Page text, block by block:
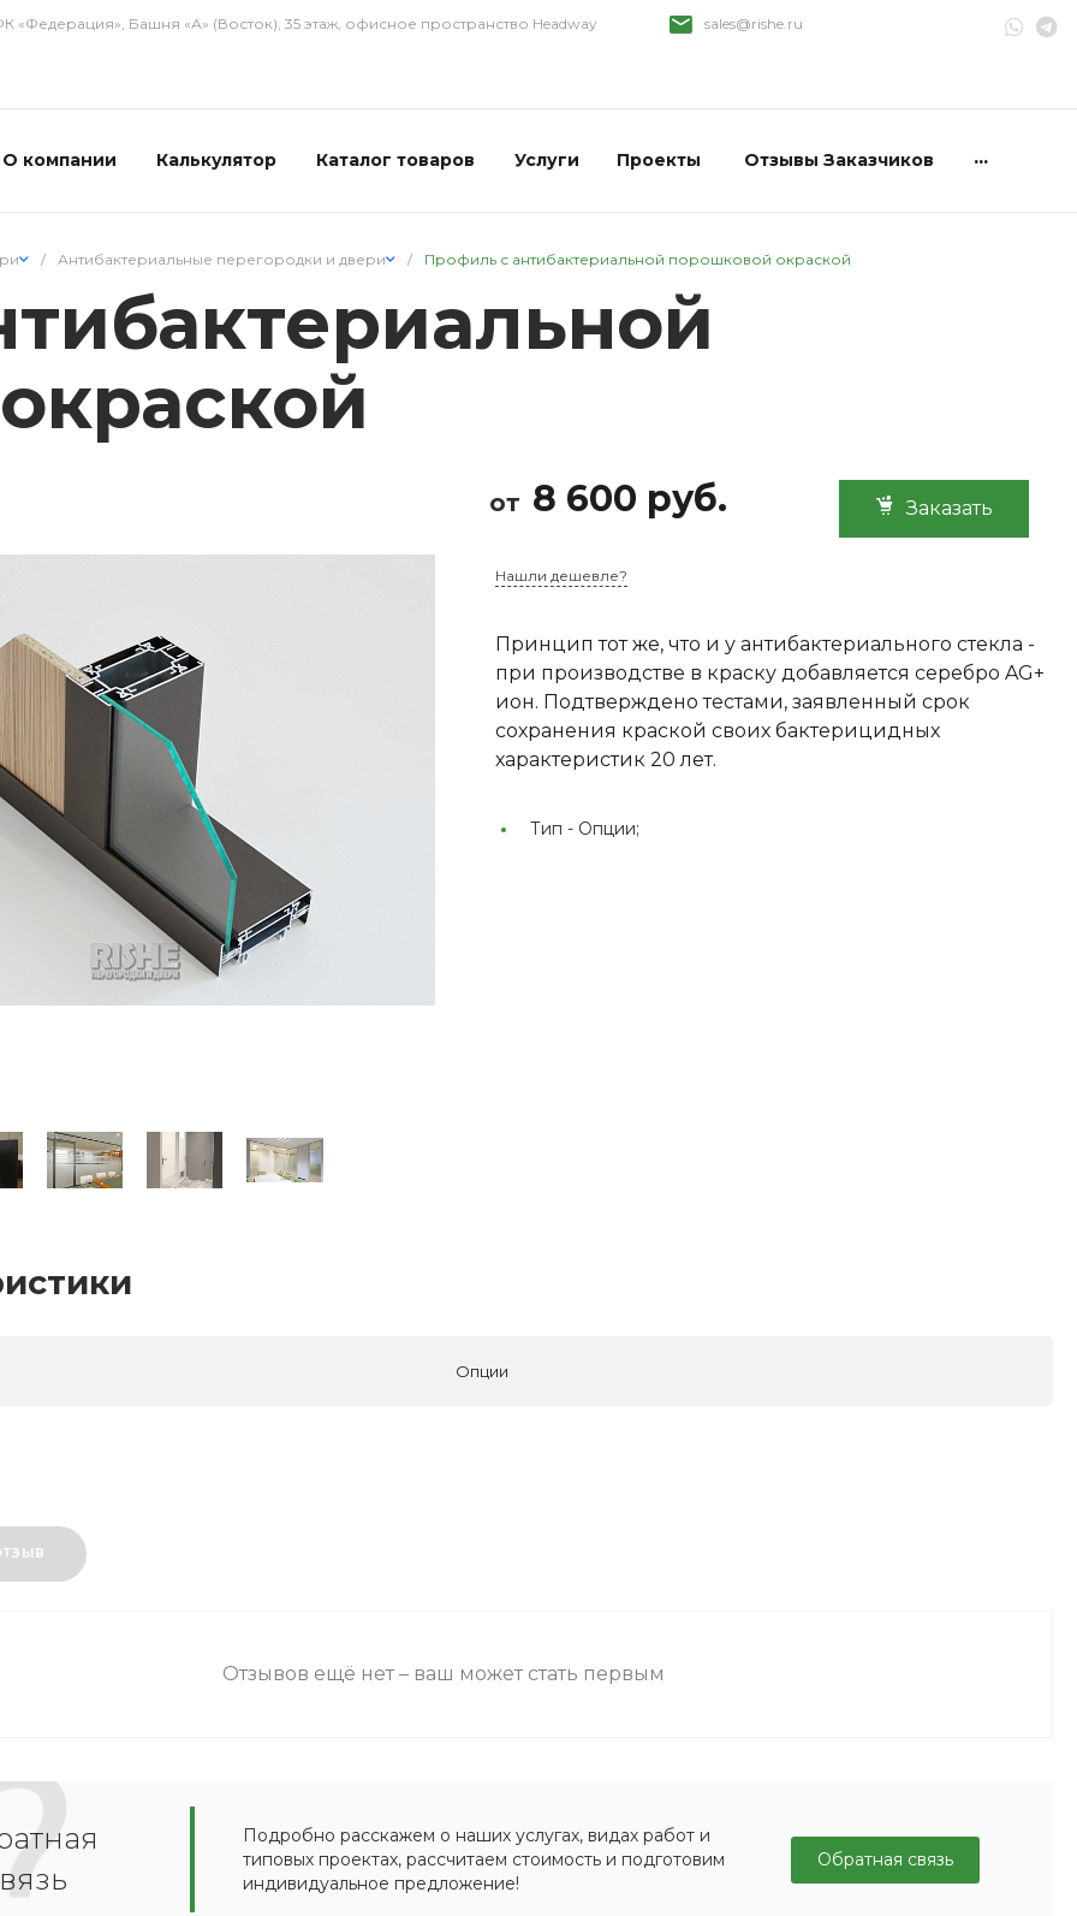
Башня «А» (Восток), 35 этаж, офисное пространство Headway sales@rishe.ru
О компании Калькулятор Каталог товаров Услуги Проекты Отзывы Заказчиков ...
/ Антибактериальные перегородки и двери / Профиль с антибактериальной порошковой окраской
от 8 600 руб. Заказать
Нашли дешевле?
​Принцип тот же, что и у антибактериального стекла -
при производстве в краску добавляется серебро AG+
ион. Подтверждено тестами, заявленный срок
сохранения краской своих бактерицидных
характеристик 20 лет.
Тип - Опции;
Опции
Отзывов ещё нет – ваш может стать первым
Подробно расскажем о наших услугах, видах работ и
типовых проектах, рассчитаем стоимость и подготовим
индивидуальное предложение!
Обратная связь